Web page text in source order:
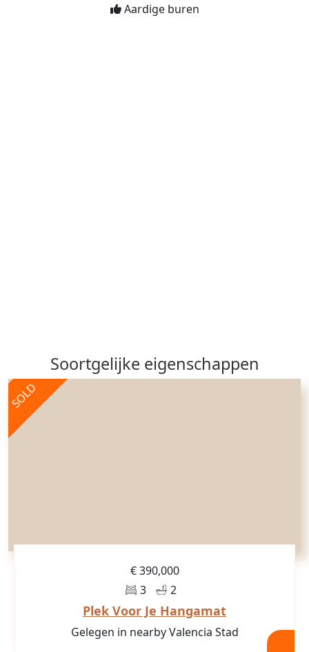
Aardige buren
Soortgelijke eigenschappen
SOLD
€ 390,000
3
2
Plek Voor Je Hangamat
Gelegen in nearby Valencia Stad